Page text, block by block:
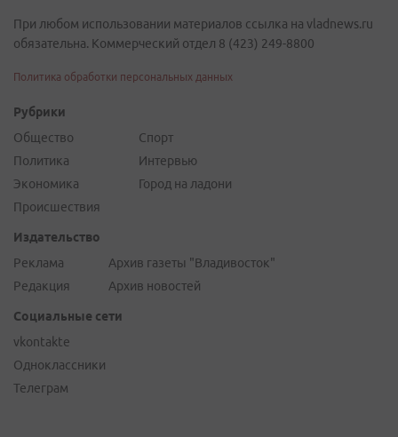
При любом использовании материалов ссылка на vladnews.ru
обязательна. Коммерческий отдел 8 (423) 249-8800
Политика обработки персональных данных
Рубрики
Общество
Политика
Экономика
Происшествия
Спорт
Интервью
Город на ладони
Издательство
Реклама
Редакция
Архив газеты "Владивосток"
Архив новостей
Социальные сети
vkontakte
Одноклассники
Телеграм